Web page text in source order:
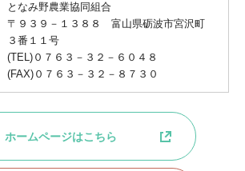
となみ野農業協同組合
〒９３９－１３８８ 富山県砺波市宮沢町
３番１１号
(TEL)０７６３－３２－６０４８
(FAX)０７６３－３２－８７３０
ホームページはこちら